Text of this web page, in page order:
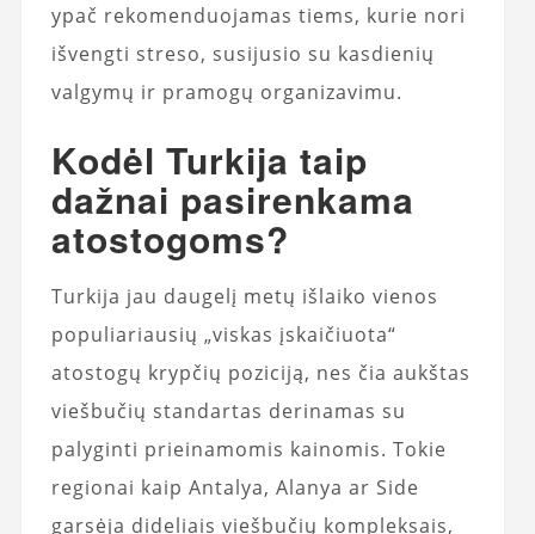
ypač rekomenduojamas tiems, kurie nori
išvengti streso, susijusio su kasdienių
valgymų ir pramogų organizavimu.
Kodėl Turkija taip
dažnai pasirenkama
atostogoms?
Turkija jau daugelį metų išlaiko vienos
populiariausių „viskas įskaičiuota“
atostogų krypčių poziciją, nes čia aukštas
viešbučių standartas derinamas su
palyginti prieinamomis kainomis. Tokie
regionai kaip Antalya, Alanya ar Side
garsėja dideliais viešbučių kompleksais,